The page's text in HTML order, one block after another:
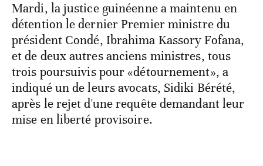
Mardi, la justice guinéenne a maintenu en
détention le dernier Premier ministre du
président Condé, Ibrahima Kassory Fofana,
et de deux autres anciens ministres, tous
trois poursuivis pour «détournement», a
indiqué un de leurs avocats, Sidiki Bérété,
après le rejet d'une requête demandant leur
mise en liberté provisoire.